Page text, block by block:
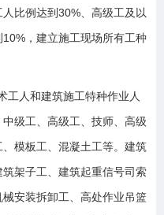
比例达到30%、高级工及以
10%，建立施工现场所有工种
工人和建筑施工特种作业人
级工、高级工、技师、高级
模板工、混凝土工等。建筑
架子工、建筑起重信号司索
安装拆卸工、高处作业吊篮